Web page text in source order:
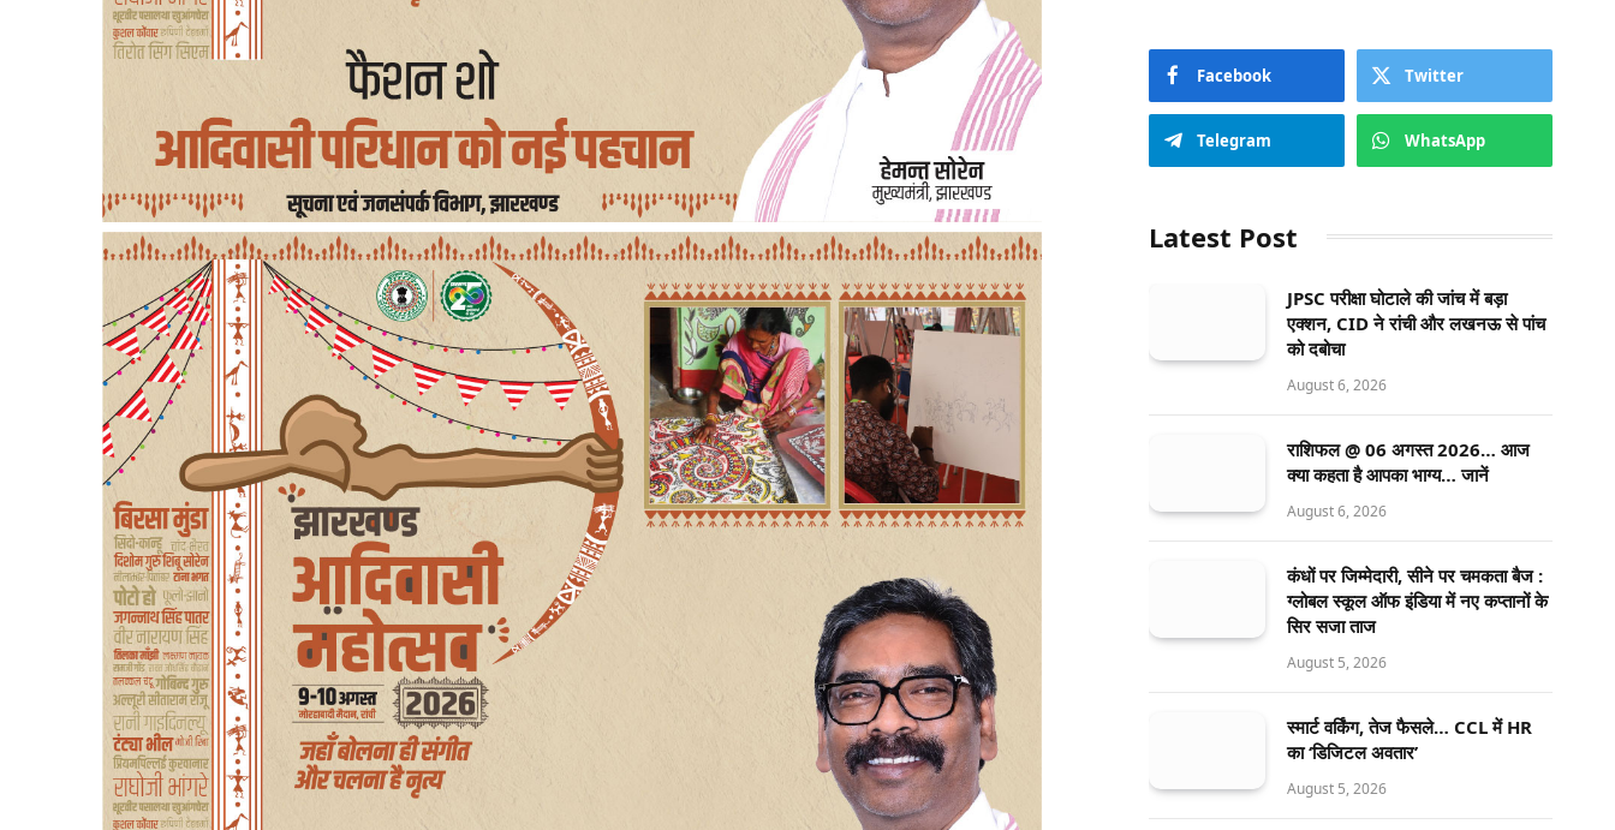
Facebook Twitter
Telegram WhatsApp
Latest Post
JPSC परीक्षा घोटाले की जांच में बड़ा
एक्शन, CID ने रांची और लखनऊ से पांच
को दबोचा
August 6, 2026
राशिफल @ 06 अगस्त 2026… आज
क्या कहता है आपका भाग्य… जानें
August 6, 2026
कंधों पर जिम्मेदारी, सीने पर चमकता बैज :
ग्लोबल स्कूल ऑफ इंडिया में नए कप्तानों के
सिर सजा ताज
August 5, 2026
स्मार्ट वर्किंग, तेज फैसले… CCL में HR
का ‘डिजिटल अवतार’
August 5, 2026